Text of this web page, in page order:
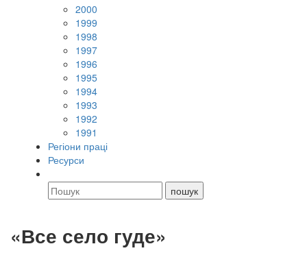
2000
1999
1998
1997
1996
1995
1994
1993
1992
1991
Регіони праці
Ресурси
«Все село гуде»